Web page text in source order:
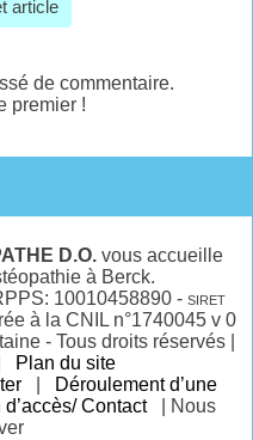
article
de commentaire.
premier !
D.O. vous accueille
à Berck.
10010458890 - SIRET
à la CNIL n°1740045 v 0
- Tous droits réservés |
Plan du site
Déroulement d’une
d’accès/ Contact
| Nous